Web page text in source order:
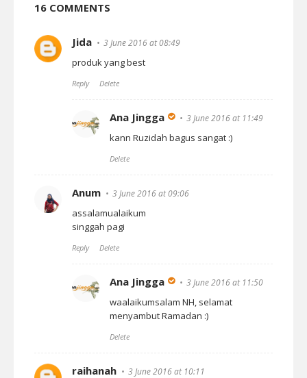
16 COMMENTS
Jida 3 June 2016 at 08:49
produk yang best
Reply Delete
Ana Jingga 3 June 2016 at 11:49
kann Ruzidah bagus sangat :)
Delete
Anum 3 June 2016 at 09:06
assalamualaikum
singgah pagi
Reply Delete
Ana Jingga 3 June 2016 at 11:50
waalaikumsalam NH, selamat
menyambut Ramadan :)
Delete
raihanah 3 June 2016 at 10:11